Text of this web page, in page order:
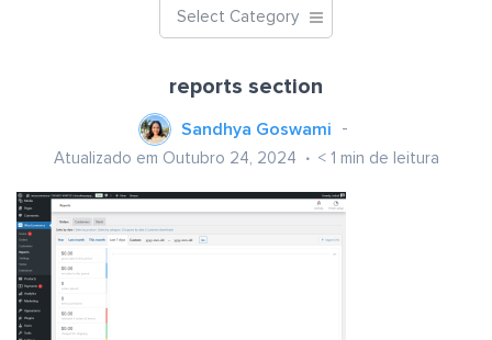
Select Category
reports section
Sandhya Goswami
Atualizado em Outubro 24, 2024 < 1 min de leitura